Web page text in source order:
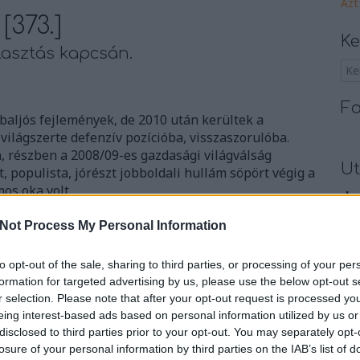
Process My Personal Information
opt-out of the sale, sharing to third parties, or processing of your
for targeted advertising by us, please use the below opt-out
selection. Please note that after your opt-out request is processed
interest-based ads based on personal information utilized by us
to third parties prior to your opt-out. You may separately
of your personal information by third parties on the IAB’s list of
kapcsán.
fejlemények, de 2010 után kerültek a
defenzív pozícióba, visszaszorulóba.
részben a 2008/09-es gazdasági világválság
populista, jórészt jobboldali hullám söpört végig a
oka volt.…
TOVÁBB
Szólj hozzá!
választás populizmus demokrácia
elemzés
lengyelek
marosán bence.
A